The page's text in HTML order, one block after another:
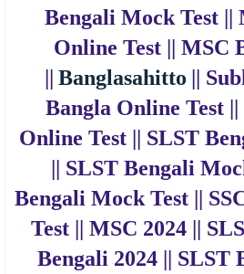
Bengali Mock Test ||
Online Test || MSC
|| Banglasahitto ||
Bangla Online Test
Online Test || SLST
|| SLST Bengali
Bengali Mock Test ||
Test || MSC 2024 ||
Bengali 2024 || SLST